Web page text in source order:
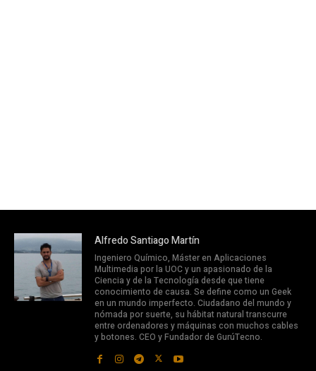
Alfredo Santiago Martín
Ingeniero Químico, Máster en Aplicaciones
Multimedia por la UOC y un apasionado de la
Ciencia y de la Tecnología desde que tiene
conocimiento de causa. Se define como un Geek
en un mundo imperfecto. Ciudadano del mundo y
nómada por suerte, su hábitat natural transcurre
entre ordenadores y máquinas con muchos cables
y botones. CEO y Fundador de GurúTecno.